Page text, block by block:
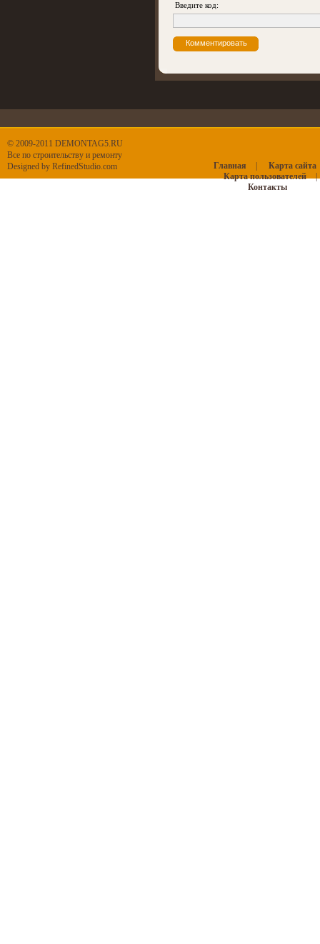
Введите код:
© 2009-2011 DEMONTAG5.RU
Все по строительству и ремонту
Designed by RefinedStudio.com Главная
Карта сайта
Карта пользователей
|
Контакты